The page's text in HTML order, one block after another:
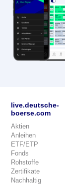
live.deutsche-
boerse.com
Aktien
Anleihen
ETF/ETP
Fonds
Rohstoffe
Zertifikate
Nachhaltig